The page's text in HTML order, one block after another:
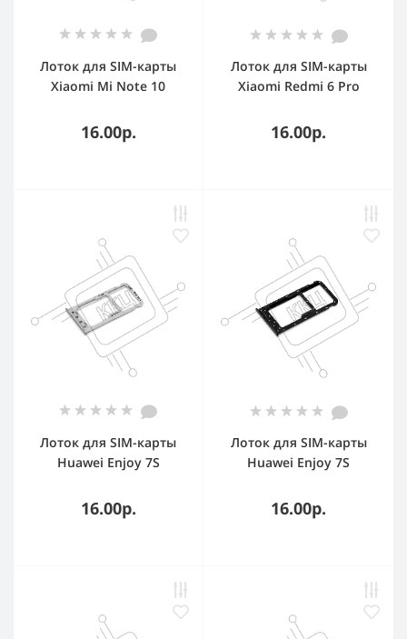
Лоток для SIM-карты
Xiaomi Mi Note 10
16.00р.
Лоток для SIM-карты
Xiaomi Redmi 6 Pro
16.00р.
Лоток для SIM-карты
Huawei Enjoy 7S
16.00р.
Лоток для SIM-карты
Huawei Enjoy 7S
16.00р.